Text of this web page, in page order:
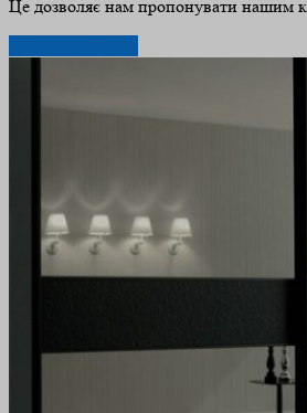
Це дозволяє нам пропонувати нашим